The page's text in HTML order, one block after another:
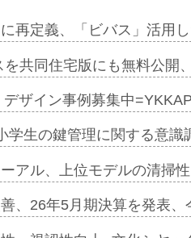
再定義、「ビバス」活用
を共同住宅版にも無料公開
デザイン事例募集中
学生の鍵管理に関する意
ーアル、上位モデルの清掃
、26年5月期決算を発表